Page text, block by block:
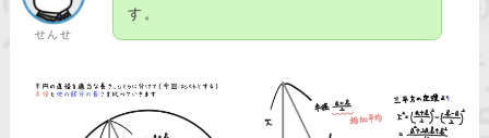
せんせ
す。